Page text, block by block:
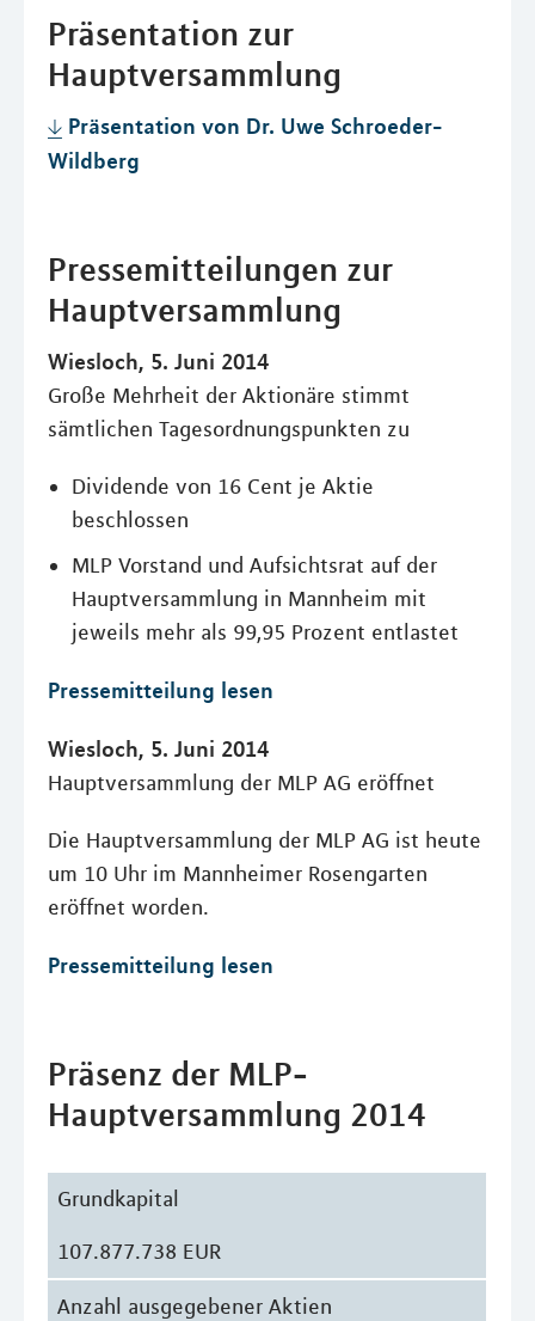
Präsentation zur
Hauptversammlung
Präsentation von Dr. Uwe Schroeder-
Wildberg
Pressemitteilungen zur
Hauptversammlung
Wiesloch, 5. Juni 2014
Große Mehrheit der Aktionäre stimmt
sämtlichen Tagesordnungspunkten zu
Dividende von 16 Cent je Aktie
beschlossen
MLP Vorstand und Aufsichtsrat auf der
Hauptversammlung in Mannheim mit
jeweils mehr als 99,95 Prozent entlastet
Pressemitteilung lesen
Wiesloch, 5. Juni 2014
Hauptversammlung der MLP AG eröffnet
Die Hauptversammlung der MLP AG ist heute
um 10 Uhr im Mannheimer Rosengarten
eröffnet worden.
Pressemitteilung lesen
Präsenz der MLP-
Hauptversammlung 2014
Grundkapital
107.877.738 EUR
Anzahl ausgegebener Aktien